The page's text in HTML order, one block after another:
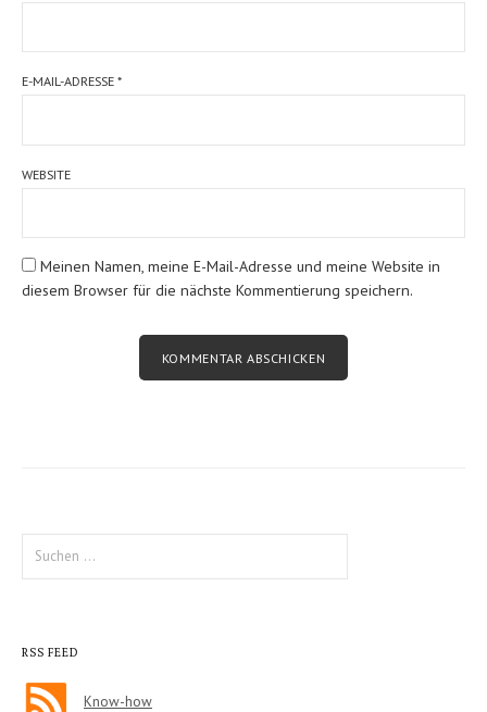
E-MAIL-ADRESSE*
WEBSITE
Meinen Namen, meine E-Mail-Adresse und meine Website in
diesem Browser für die nächste Kommentierung speichern.
nach:
RSS FEED
Know-how